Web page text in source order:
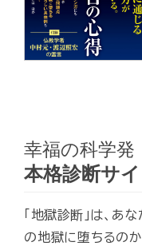
幸福の科学発
本格診断サイ
「地獄診断」は、あ
の地獄に堕ちるの